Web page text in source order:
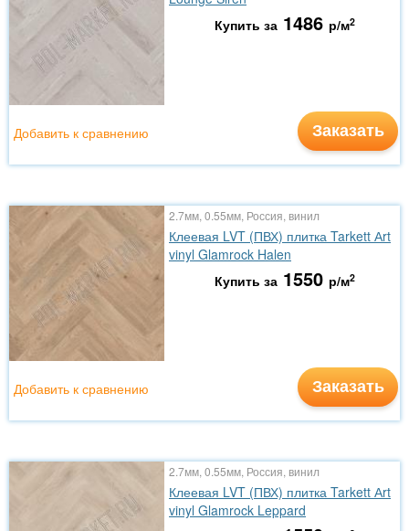
Купить за 1486 р/м2
Заказать
Добавить к сравнению
2.7мм, 0.55мм, Россия, винил
Клеевая LVT (ПВХ) плитка Tarkett Аrt
vinyl Glamrock Halen
Купить за 1550 р/м2
Заказать
Добавить к сравнению
2.7мм, 0.55мм, Россия, винил
Клеевая LVT (ПВХ) плитка Tarkett Аrt
vinyl Glamrock Leppard